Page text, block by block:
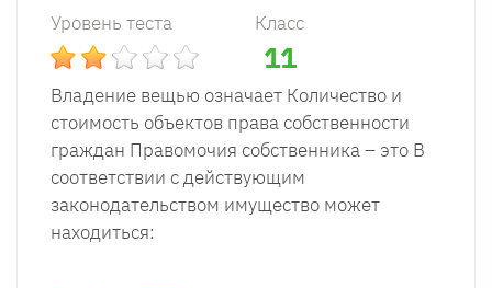
Уровень теста Класс
11
Владение вещью означает Количество и
стоимость объектов права собственности
граждан Правомочия собственника – это В
соответствии с действующим
законодательством имущество может
находиться: